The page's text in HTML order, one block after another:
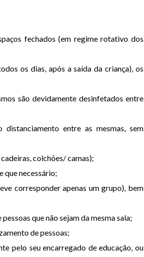
fechados (em regime rotativo dos
os dias, após a saída da criança), os
são devidamente desinfetados entre
entre as mesmas, sem
colchões/ camas);
que necessário;
corresponder apenas um grupo), bem
que não sejam da mesma sala;
de pessoas;
pelo seu encarregado de educação, ou